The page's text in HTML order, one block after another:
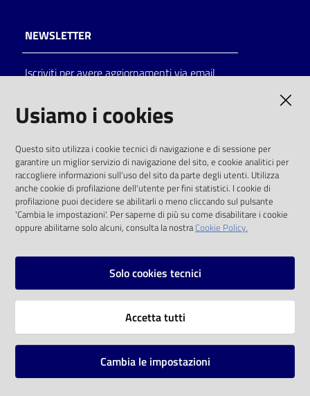
Catalogo
on line
Eventi
Chiedi al
bibliotecario
NEWSLETTER
Iscriviti per avere aggiornamenti via email
solo alle condizioni previste dalla direttiva
comunitaria 2003/98/CE e dal d.lgs. 36/2006
SOCIAL
Instagram
Vai alla pagina
Mappa del sito
Usiamo i cookies
Questo sito utilizza i cookie tecnici di navigazione e di sessione per
garantire un miglior servizio di navigazione del sito, e cookie analitici per
raccogliere informazioni sull'uso del sito da parte degli utenti. Utilizza
anche cookie di profilazione dell'utente per fini statistici. I cookie di
profilazione puoi decidere se abilitarli o meno cliccando sul pulsante
'Cambia le impostazioni'. Per saperne di più su come disabilitare i cookie
oppure abilitarne solo alcuni, consulta la nostraCookie Policy.
Solo cookies tecnici
Accetta tutti
Cambia le impostazioni